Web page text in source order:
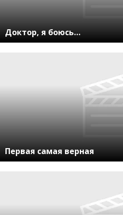
Доктор, я боюсь…
Первая самая верная